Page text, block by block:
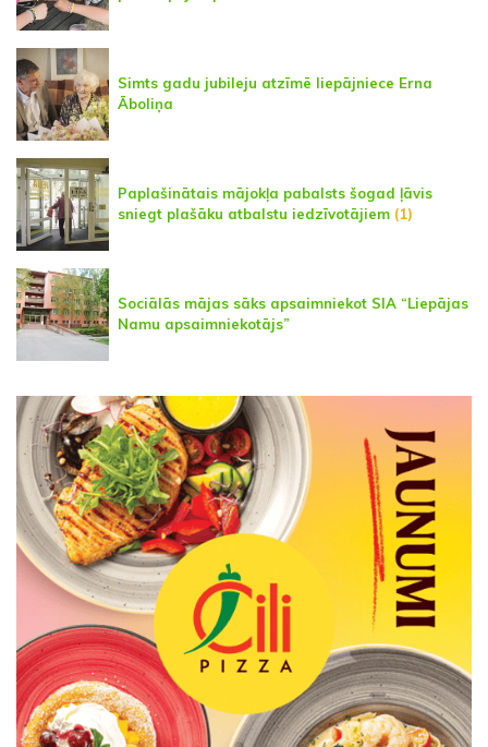
Simts gadu jubileju atzīmē liepājniece Erna
Āboliņa
Paplašinātais mājokļa pabalsts šogad ļāvis
sniegt plašāku atbalstu iedzīvotājiem (1)
Sociālās mājas sāks apsaimniekot SIA “Liepājas
Namu apsaimniekotājs”